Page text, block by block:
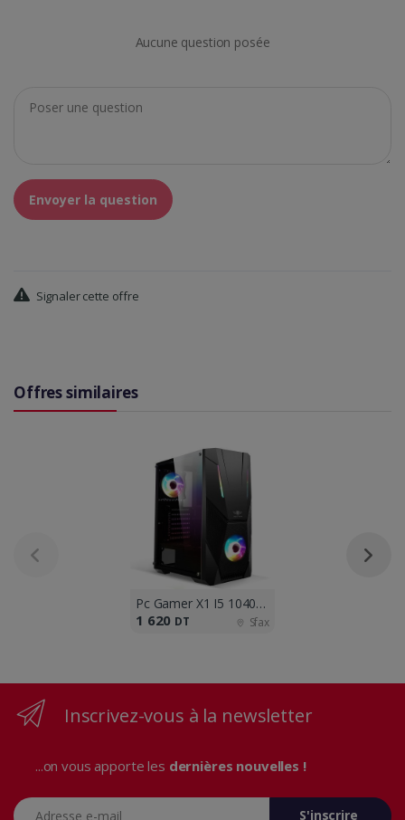
Aucune question posée
Envoyer la question
Signaler cette offre
Offres similaires
Pc Gamer X1 I5 10400F GT 1030 2G 8G
1 620 DT Sfax
Inscrivez-vous à la newsletter
...on vous apporte les dernières nouvelles !
Adresse e-mail
S'inscrire